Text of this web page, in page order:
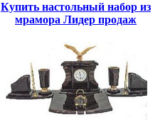
Купить настольный набор из
мрамора Лидер продаж